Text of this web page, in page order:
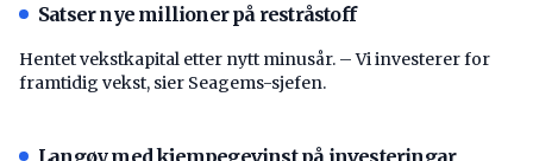
Satser nye millioner på restråstoff
Hentet vekstkapital etter nytt minusår. – Vi investerer for
framtidig vekst, sier Seagems-sjefen.
Langøy med kjempegevinst på investeringar